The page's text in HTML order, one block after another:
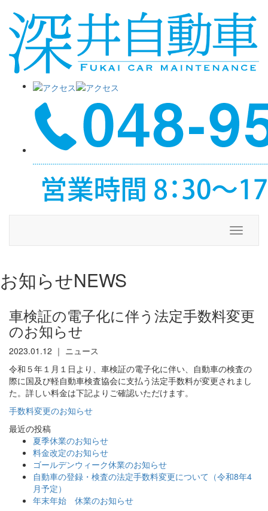
メ
ニ
お知らせNEWS
車検証の電子化に伴う法定手数料変更
のお知らせ
2023.01.12 ｜ ニュース
令和５年１月１日より、車検証の電子化に伴い、自動車の検査の
際に国及び軽自動車検査協会に支払う法定手数料が変更されまし
た。詳しい料金は下記よりご確認いただけます。
手数料変更のお知らせ
最近の投稿
夏季休業のお知らせ
料金改定のお知らせ
ゴールデンウィーク休業のお知らせ
自動車の登録・検査の法定手数料変更について（令和8年4
月予定）
年末年始 休業のお知らせ